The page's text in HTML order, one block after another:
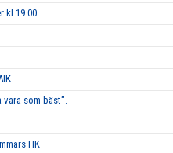
kl 19.00
vara som bäst”.
HK